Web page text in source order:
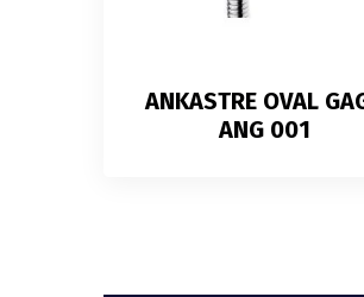
ANKASTRE OVAL
ANG 001